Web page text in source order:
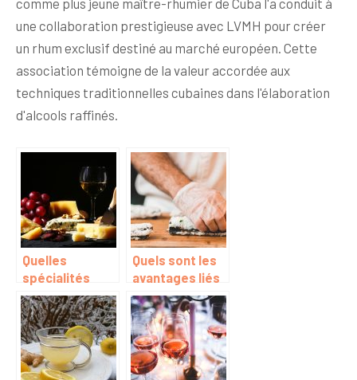
comme plus jeune maître-rhumier de Cuba l'a conduit à
une collaboration prestigieuse avec LVMH pour créer
un rhum exclusif destiné au marché européen. Cette
association témoigne de la valeur accordée aux
techniques traditionnelles cubaines dans l'élaboration
d'alcools raffinés.
Quelles
spécialités
pouvons-nous
mettre dans un
panier
gourmand ?
Quels sont les
avantages liés
à l’obtention
d’une bourse en
restauration ?